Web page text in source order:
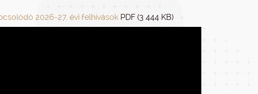
2026-27. évi felhívások PDF (3 444 KB)